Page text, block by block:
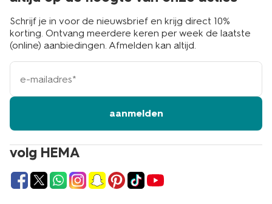
volg HEMA
Schrijf je in voor de nieuwsbrief en krijg direct 10%
korting. Ontvang meerdere keren per week de laatste
(online) aanbiedingen. Afmelden kan altijd.
e-
mailadres
aanmelden